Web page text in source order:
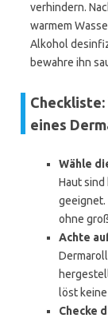
verhindern.
warmem
Alkohol
bewahre ihn
eines
Wähle
Haut sind
geeignet.
ohne
Achte
löst
Checke